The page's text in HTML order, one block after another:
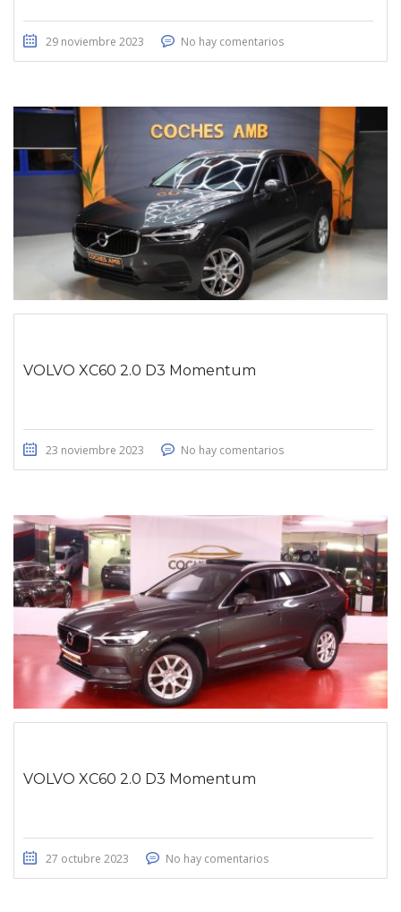
29 noviembre 2023 No hay comentarios
VOLVO XC60 2.0 D3 Momentum
23 noviembre 2023 No hay comentarios
VOLVO XC60 2.0 D3 Momentum
27 octubre 2023 No hay comentarios